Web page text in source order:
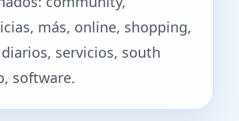
más, online, shopping,
servicios, south
software.